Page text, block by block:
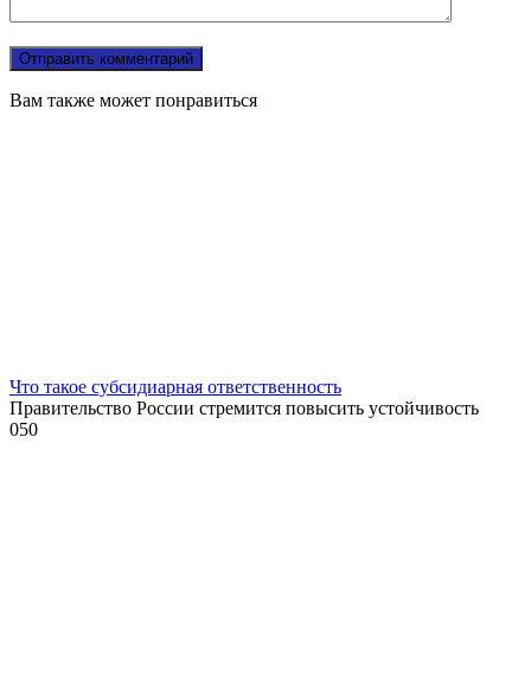
Вам также может понравиться
Что такое субсидиарная ответственность
Правительство России стремится повысить устойчивость
050